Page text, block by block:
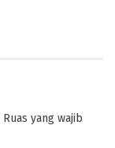
Ruas yang wajib